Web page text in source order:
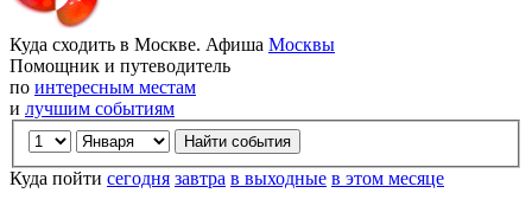
Куда сходить в Москве. Афиша Москвы
Помощник и путеводитель
по интересным местам
и лучшим событиям
Куда пойти сегодня завтра в выходные в этом месяце